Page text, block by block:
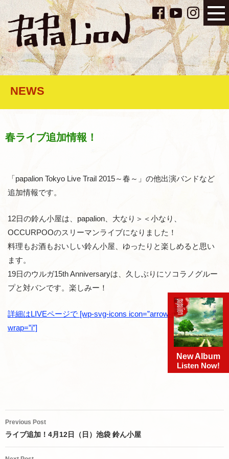
NEWS
春ライブ追加情報！
「papalion Tokyo Live Trail 2015～春～」の他出演バンドなど
追加情報です。
12日の鈴ん小屋は、papalion、大なり＞＜小なり、
OCCURPOOのスリーマンライブになりました！
料理もお酒もおいしい鈴ん小屋、ゆったりと楽しめると思い
ます。
19日のウルガ15th Anniversaryは、久しぶりにソコラノグルー
プと対バンです。楽しみー！
詳細はLIVEページで [wp-svg-icons icon=”arrow-right-2″
wrap=”i”]
Post
navigation
Previous Post
ライブ追加！4月12日（日）池袋 鈴ん小屋
New Album
Listen Now!